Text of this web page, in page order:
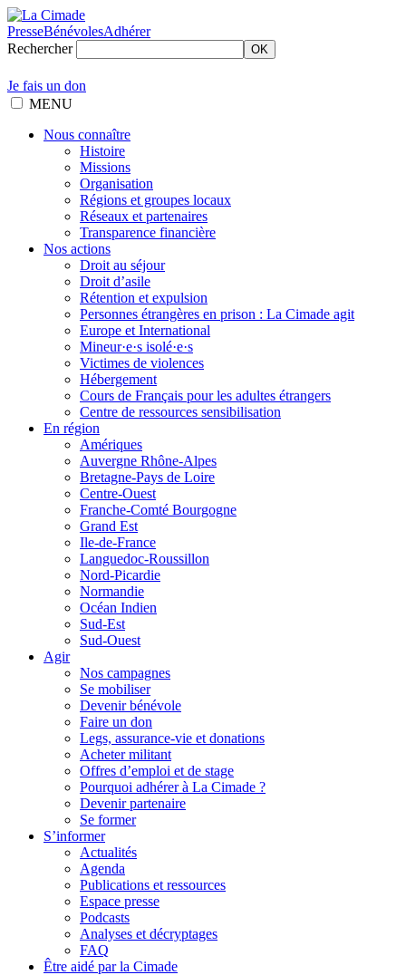
PresseBénévolesAdhérer
Rechercher
OK
Je fais un don
MENU
Nous connaître
Histoire
Missions
Organisation
Régions et groupes locaux
Réseaux et partenaires
Transparence financière
Nos actions
Droit au séjour
Droit d’asile
Rétention et expulsion
Personnes étrangères en prison : La Cimade agit
Europe et International
Mineur·e·s isolé·e·s
Victimes de violences
Hébergement
Cours de Français pour les adultes étrangers
Centre de ressources sensibilisation
En région
Amériques
Auvergne Rhône-Alpes
Bretagne-Pays de Loire
Centre-Ouest
Franche-Comté Bourgogne
Grand Est
Ile-de-France
Languedoc-Roussillon
Nord-Picardie
Normandie
Océan Indien
Sud-Est
Sud-Ouest
Agir
Nos campagnes
Se mobiliser
Devenir bénévole
Faire un don
Legs, assurance-vie et donations
Acheter militant
Offres d’emploi et de stage
Pourquoi adhérer à La Cimade ?
Devenir partenaire
Se former
S’informer
Actualités
Agenda
Publications et ressources
Espace presse
Podcasts
Analyses et décryptages
FAQ
Être aidé par la Cimade